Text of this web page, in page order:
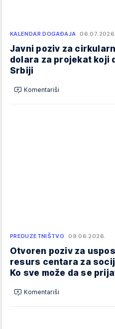
KALENDAR DOGAĐAJA 06.07.2026.
Javni poziv za
dolara za projekat koji
Srbiji
Komentariši
PREDUZETNIŠTVO 09.06.2026.
Otvoren poziv za
resurs centara za
Ko sve može da se
Komentariši